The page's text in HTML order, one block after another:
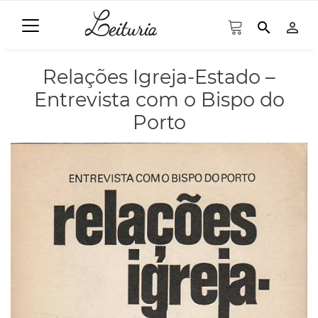
search person_outline
Relações Igreja-Estado –
Entrevista com o Bispo do
Porto